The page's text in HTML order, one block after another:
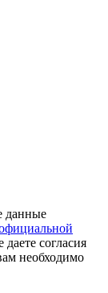
данные
согласия
необходимо